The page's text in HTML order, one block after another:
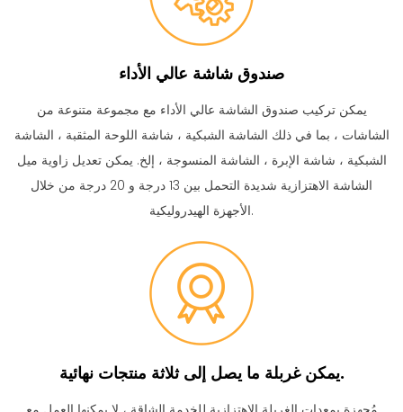
صندوق شاشة عالي الأداء
يمكن تركيب صندوق الشاشة عالي الأداء مع مجموعة متنوعة من
الشاشات ، بما في ذلك الشاشة الشبكية ، شاشة اللوحة المثقبة ، الشاشة
الشبكية ، شاشة الإبرة ، الشاشة المنسوجة ، إلخ. يمكن تعديل زاوية ميل
الشاشة الاهتزازية شديدة التحمل بين 13 درجة و 20 درجة من خلال
الأجهزة الهيدروليكية.
يمكن غربلة ما يصل إلى ثلاثة منتجات نهائية.